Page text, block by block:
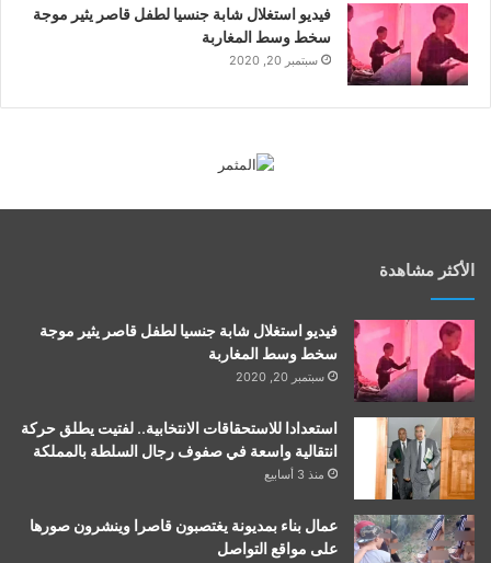
فيديو استغلال شابة جنسيا لطفل قاصر يثير موجة
سخط وسط المغاربة
سبتمبر 20, 2020
الأكثر مشاهدة
فيديو استغلال شابة جنسيا لطفل قاصر يثير موجة
سخط وسط المغاربة
سبتمبر 20, 2020
استعدادا للاستحقاقات الانتخابية.. لفتيت يطلق حركة
انتقالية واسعة في صفوف رجال السلطة بالمملكة
منذ 3 أسابيع
عمال بناء بمديونة يغتصبون قاصرا وينشرون صورها
على مواقع التواصل